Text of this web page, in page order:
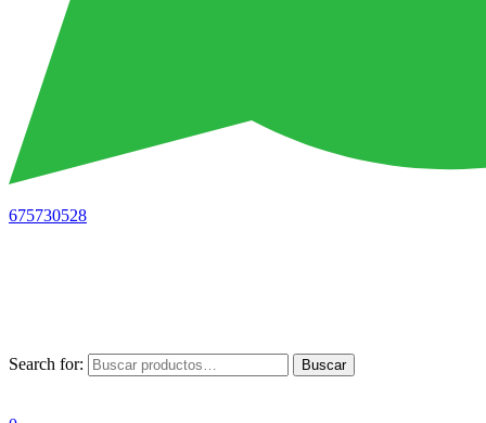
675730528
Search for: Buscar